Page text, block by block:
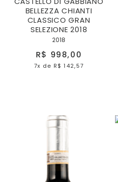
BELLEZZA CHIANTI
CLASSICO GRAN
SELEZIONE 2018
2018
R$ 998,00
7x de R$ 142,57